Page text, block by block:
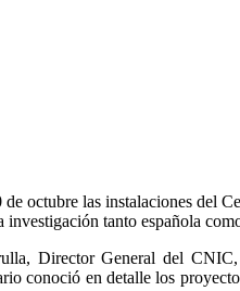
octubre las instalaciones del
tanto española
Director General del
conoció en detalle los